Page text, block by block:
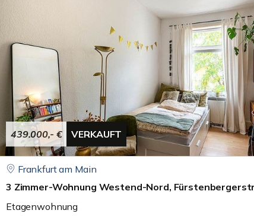
439.000,- € VERKAUFT
Frankfurt am Main
3 Zimmer-Wohnung Westend-Nord,
Etagenwohnung